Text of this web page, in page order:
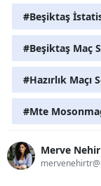
#Beşiktaş
#Beşiktaş Maç
#Hazırlık Maçı
#Mte
Merve Nehir